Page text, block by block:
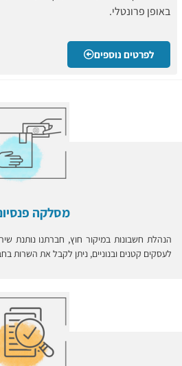
באופן פרונטלי.
לפרטים נוספים
מסלקה
הנהלת חשבונות במיקור חוץ, חברתנו נותנת
לעסקים קטנים ובנוניים, ניתן לקבל את השרות